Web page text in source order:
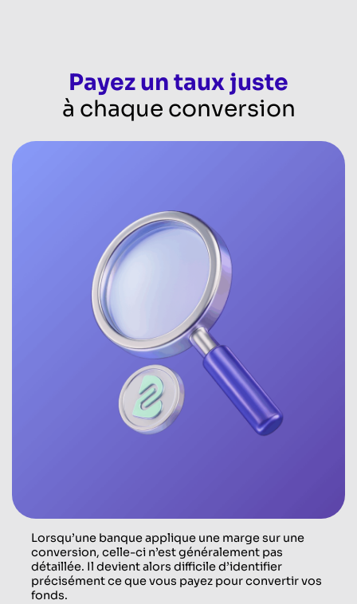
Payez un taux juste
à chaque conversion
Lorsqu’une banque applique une marge sur une
conversion, celle-ci n’est généralement pas
détaillée. Il devient alors difficile d’identifier
précisément ce que vous payez pour convertir vos
fonds.